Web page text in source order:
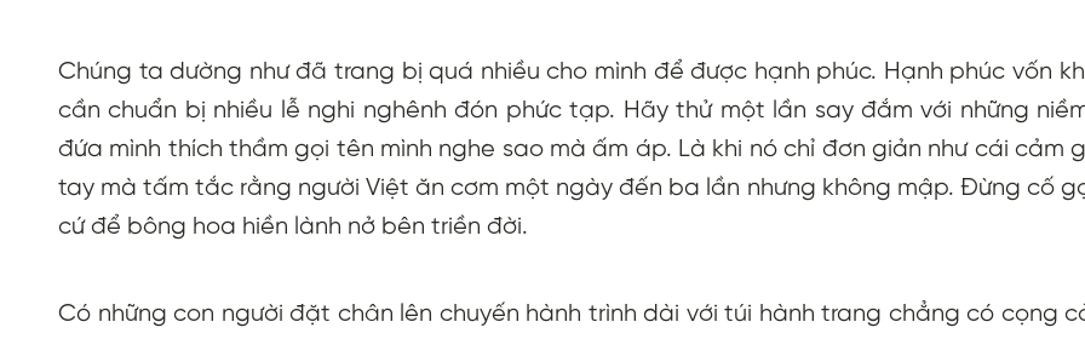
Chúng ta dường như đã trang bị quá nhiều cho mình để được hạnh phúc. Hạnh phúc vốn
cần chuẩn bị nhiều lễ nghi nghênh đón phức tạp. Hãy thử một lần say đắm với những
đứa mình thích thầm gọi tên mình nghe sao mà ấm áp. Là khi nó chỉ đơn giản như cái cảm
tay mà tấm tắc rằng người Việt ăn cơm một ngày đến ba lần nhưng không mập. Đừng cố
cứ để bông hoa hiền lành nở bên triền đời.
Có những con người đặt chân lên chuyến hành trình dài với túi hành trang chẳng có cọng